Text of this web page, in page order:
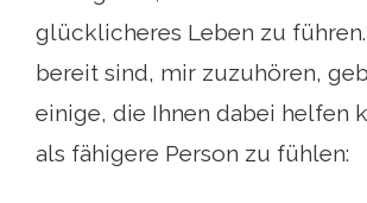
glücklicheres Leben zu führen.
bereit sind, mir zuzuhören,
einige, die Ihnen dabei helfen
als fähigere Person zu fühlen: